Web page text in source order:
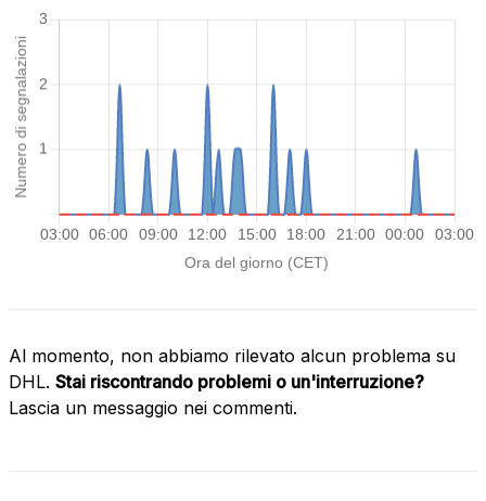
Al momento, non abbiamo rilevato alcun problema su
DHL. Stai riscontrando problemi o un'interruzione?
Lascia un messaggio nei commenti.